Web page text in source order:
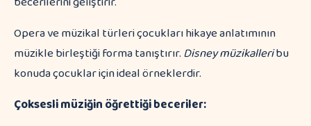
Opera ve müzikal türleri çocukları hikaye anlatımının
müzikle birleştiği forma tanıştırır.Disney müzikalleribu
konuda çocuklar için ideal örneklerdir.
Çoksesli müziğin öğrettiği beceriler: